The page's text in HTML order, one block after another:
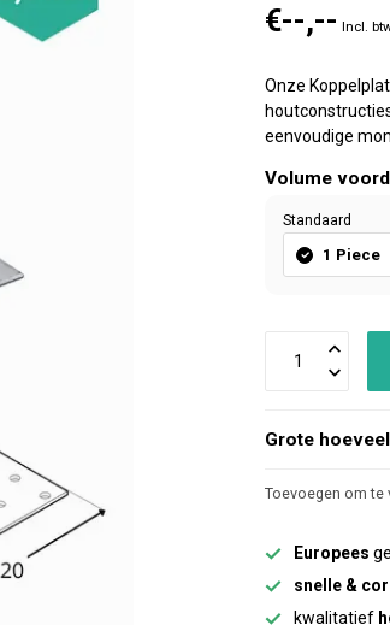
€--,-- Incl.
Onze
eenvoudige
Volume
Standaard
1 Piece
Grote
Toevoegen om te
Europees
snelle &
kwalitatief